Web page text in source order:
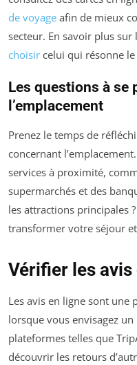
de voyage afin de mieux
secteur. En savoir plus sur
choisir celui qui résonne
Les questions à se
l’emplacement
Prenez le temps de
concernant
services à proximité,
supermarchés et des
les attractions principales
transformer votre séjour
Vérifier les
Les avis en ligne sont une
lorsque vous envisagez
plateformes telles que
découvrir les retours